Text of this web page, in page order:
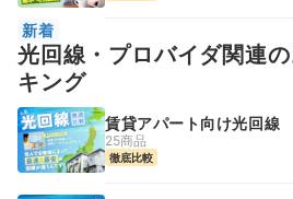
新着
光回線・プロバイダ関連
キング
賃貸アパート向け光回線
25商品
徹底比較